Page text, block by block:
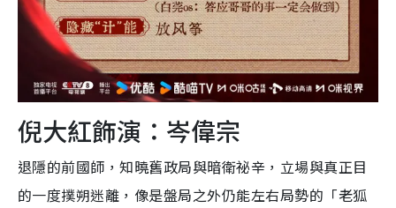
倪大紅飾演：岑偉宗
退隱的前國師，知曉舊政局與暗衛祕辛，立場與真正目
的一度撲朔迷離，像是盤局之外仍能左右局勢的「老狐